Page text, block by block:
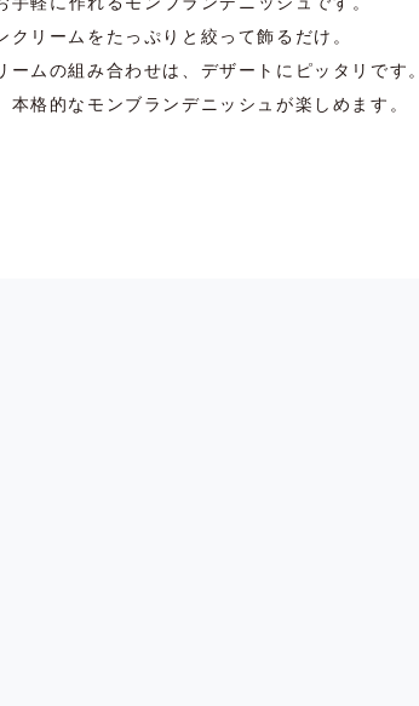
リームをたっぷりと絞って飾るだけ。
ムの組み合わせは、デザートにピッタリです。
格的なモンブランデニッシュが楽しめます。